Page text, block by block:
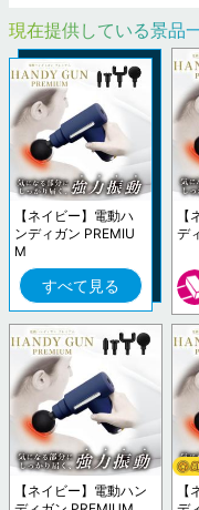
現在提供している景品
【ネイビー】電動ハ
ンディガン PREMIU
M
すべて見る
デ
【ネイビー】電動ハン